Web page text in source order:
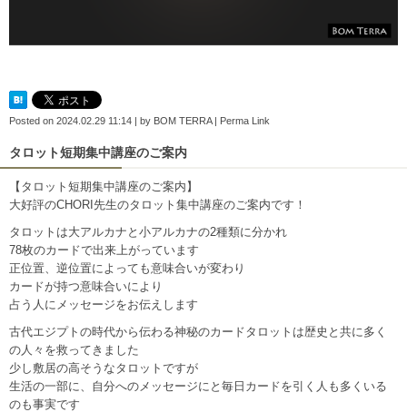
Posted on 2024.02.29 11:14 | by BOM TERRA| Perma Link
タロット短期集中講座のご案内
【タロット短期集中講座のご案内】
大好評のCHORI先生のタロット集中講座のご案内です！
タロットは大アルカナと小アルカナの2種類に分かれ
78枚のカードで出来上がっています
正位置、逆位置によっても意味合いが変わり
カードが持つ意味合いにより
占う人にメッセージをお伝えします
古代エジプトの時代から伝わる神秘のカードタロットは歴史と共に多く
の人々を救ってきました
少し敷居の高そうなタロットですが
生活の一部に、自分へのメッセージにと毎日カードを引く人も多くいる
のも事実です